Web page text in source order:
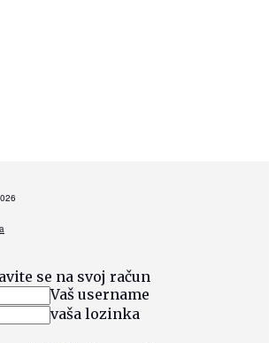
se na svoj račun
Vaš username
vaša lozinka